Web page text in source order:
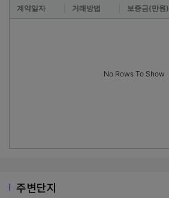
계약일자 거래방법 보증금(만원)
No Rows To Show
주변단지